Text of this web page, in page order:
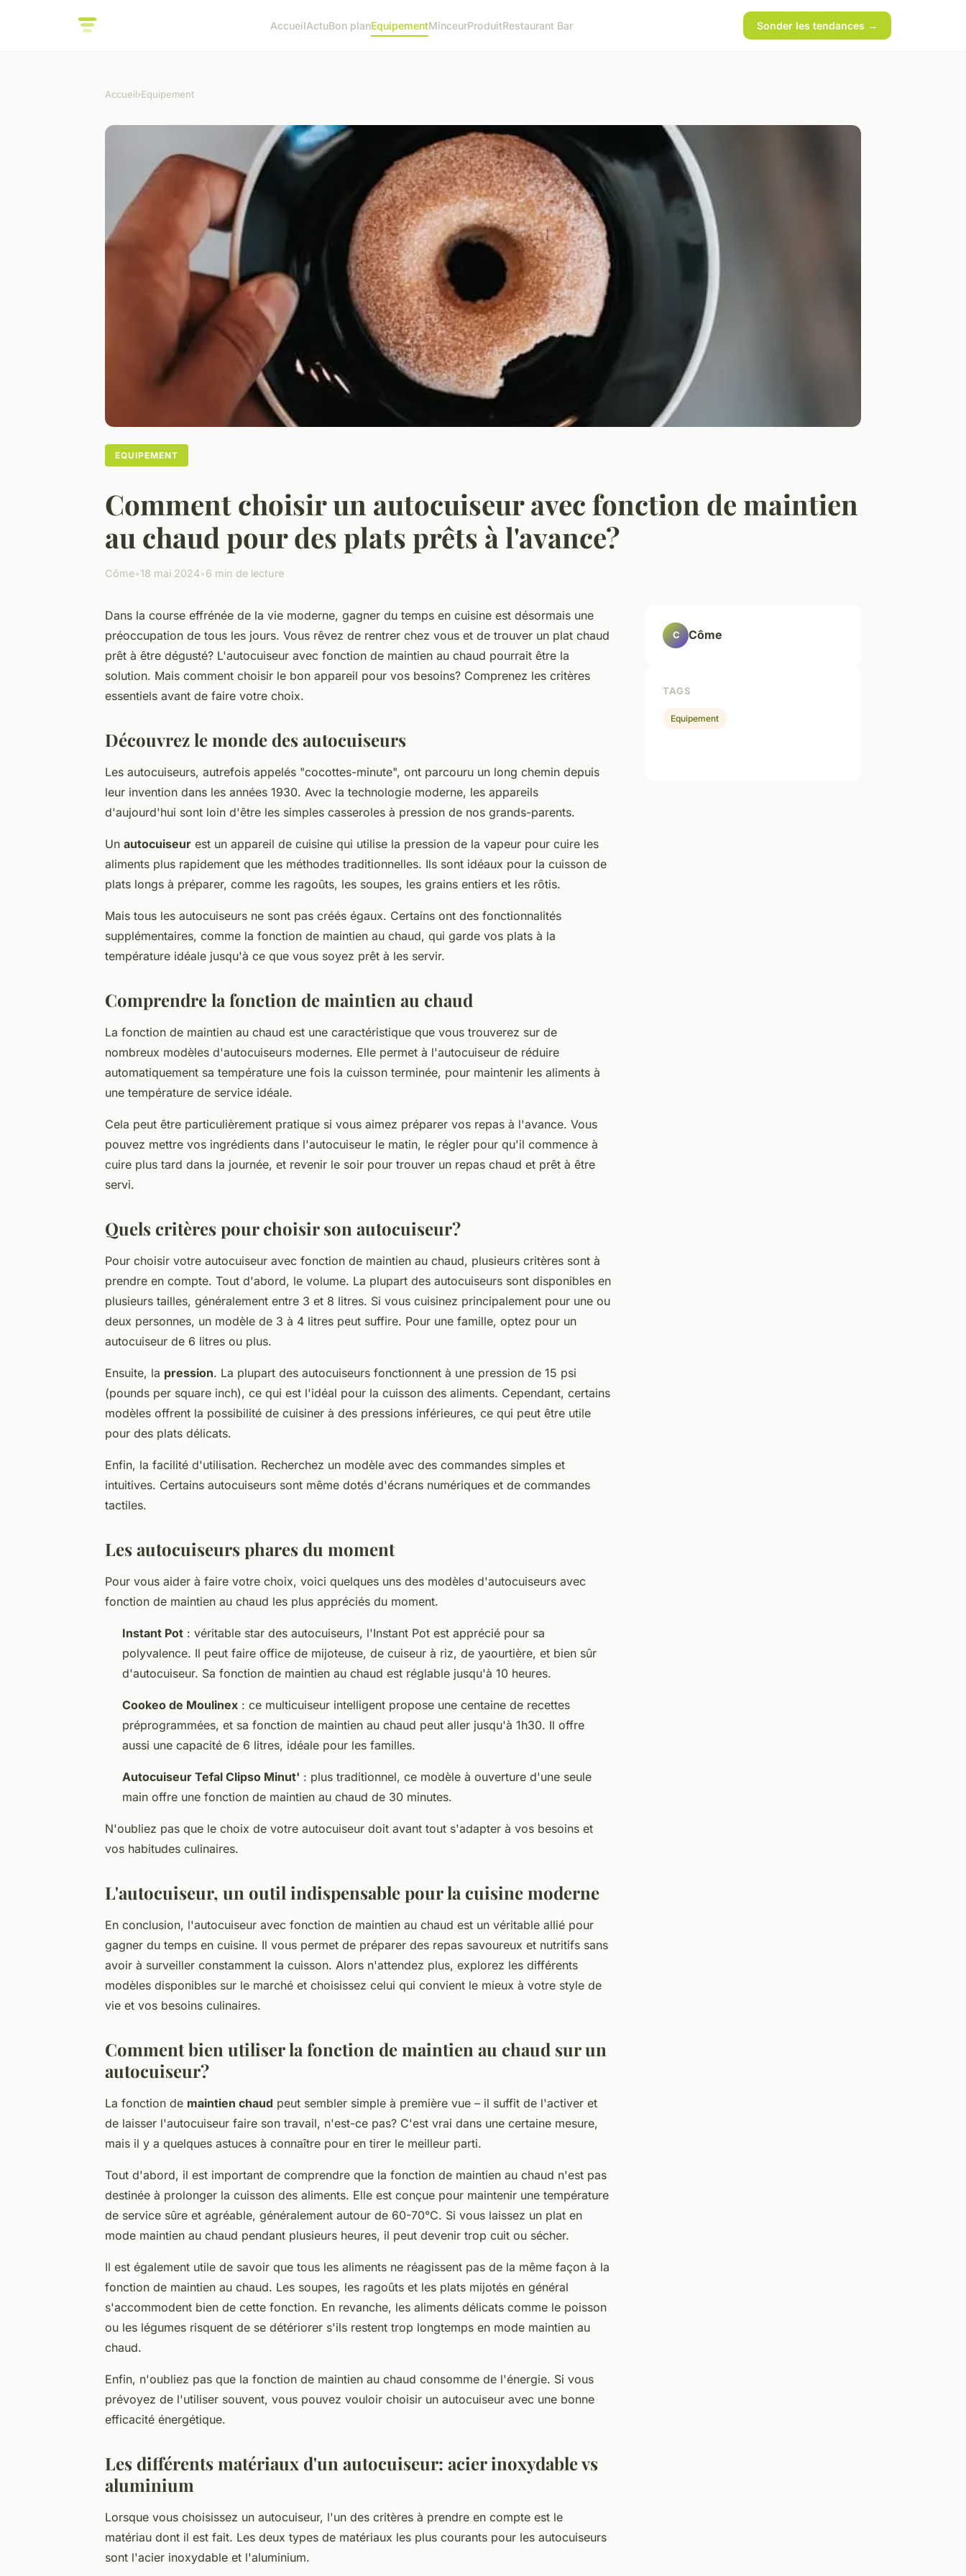
AccueilActuBon planEquipementMinceurProduitRestaurant Bar Sonder les tendances →
Accueil›Equipement
EQUIPEMENT
Comment choisir un autocuiseur avec fonction de maintien
au chaud pour des plats prêts à l'avance?
Côme•18 mai 2024•6 min de lecture
Dans la course effrénée de la vie moderne, gagner du temps en cuisine est désormais une
préoccupation de tous les jours. Vous rêvez de rentrer chez vous et de trouver un plat chaud
prêt à être dégusté? L'autocuiseur avec fonction de maintien au chaud pourrait être la
solution. Mais comment choisir le bon appareil pour vos besoins? Comprenez les critères
essentiels avant de faire votre choix.
Découvrez le monde des autocuiseurs
Les autocuiseurs, autrefois appelés "cocottes-minute", ont parcouru un long chemin depuis
leur invention dans les années 1930. Avec la technologie moderne, les appareils
d'aujourd'hui sont loin d'être les simples casseroles à pression de nos grands-parents.
Un autocuiseur est un appareil de cuisine qui utilise la pression de la vapeur pour cuire les
aliments plus rapidement que les méthodes traditionnelles. Ils sont idéaux pour la cuisson de
plats longs à préparer, comme les ragoûts, les soupes, les grains entiers et les rôtis.
Mais tous les autocuiseurs ne sont pas créés égaux. Certains ont des fonctionnalités
supplémentaires, comme la fonction de maintien au chaud, qui garde vos plats à la
température idéale jusqu'à ce que vous soyez prêt à les servir.
Comprendre la fonction de maintien au chaud
La fonction de maintien au chaud est une caractéristique que vous trouverez sur de
nombreux modèles d'autocuiseurs modernes. Elle permet à l'autocuiseur de réduire
automatiquement sa température une fois la cuisson terminée, pour maintenir les aliments à
une température de service idéale.
Cela peut être particulièrement pratique si vous aimez préparer vos repas à l'avance. Vous
pouvez mettre vos ingrédients dans l'autocuiseur le matin, le régler pour qu'il commence à
cuire plus tard dans la journée, et revenir le soir pour trouver un repas chaud et prêt à être
servi.
Quels critères pour choisir son autocuiseur?
Pour choisir votre autocuiseur avec fonction de maintien au chaud, plusieurs critères sont à
prendre en compte. Tout d'abord, le volume. La plupart des autocuiseurs sont disponibles en
plusieurs tailles, généralement entre 3 et 8 litres. Si vous cuisinez principalement pour une ou
deux personnes, un modèle de 3 à 4 litres peut suffire. Pour une famille, optez pour un
autocuiseur de 6 litres ou plus.
Ensuite, la pression. La plupart des autocuiseurs fonctionnent à une pression de 15 psi
(pounds per square inch), ce qui est l'idéal pour la cuisson des aliments. Cependant, certains
modèles offrent la possibilité de cuisiner à des pressions inférieures, ce qui peut être utile
pour des plats délicats.
Enfin, la facilité d'utilisation. Recherchez un modèle avec des commandes simples et
intuitives. Certains autocuiseurs sont même dotés d'écrans numériques et de commandes
tactiles.
Les autocuiseurs phares du moment
Pour vous aider à faire votre choix, voici quelques uns des modèles d'autocuiseurs avec
fonction de maintien au chaud les plus appréciés du moment.
Instant Pot : véritable star des autocuiseurs, l'Instant Pot est apprécié pour sa
polyvalence. Il peut faire office de mijoteuse, de cuiseur à riz, de yaourtière, et bien sûr
d'autocuiseur. Sa fonction de maintien au chaud est réglable jusqu'à 10 heures.
Cookeo de Moulinex : ce multicuiseur intelligent propose une centaine de recettes
préprogrammées, et sa fonction de maintien au chaud peut aller jusqu'à 1h30. Il offre
aussi une capacité de 6 litres, idéale pour les familles.
Autocuiseur Tefal Clipso Minut' : plus traditionnel, ce modèle à ouverture d'une seule
main offre une fonction de maintien au chaud de 30 minutes.
N'oubliez pas que le choix de votre autocuiseur doit avant tout s'adapter à vos besoins et
vos habitudes culinaires.
L'autocuiseur, un outil indispensable pour la cuisine moderne
En conclusion, l'autocuiseur avec fonction de maintien au chaud est un véritable allié pour
gagner du temps en cuisine. Il vous permet de préparer des repas savoureux et nutritifs sans
avoir à surveiller constamment la cuisson. Alors n'attendez plus, explorez les différents
modèles disponibles sur le marché et choisissez celui qui convient le mieux à votre style de
vie et vos besoins culinaires.
Comment bien utiliser la fonction de maintien au chaud sur un
autocuiseur?
La fonction de maintien chaud peut sembler simple à première vue – il suffit de l'activer et
de laisser l'autocuiseur faire son travail, n'est-ce pas? C'est vrai dans une certaine mesure,
mais il y a quelques astuces à connaître pour en tirer le meilleur parti.
Tout d'abord, il est important de comprendre que la fonction de maintien au chaud n'est pas
destinée à prolonger la cuisson des aliments. Elle est conçue pour maintenir une température
de service sûre et agréable, généralement autour de 60-70°C. Si vous laissez un plat en
mode maintien au chaud pendant plusieurs heures, il peut devenir trop cuit ou sécher.
Il est également utile de savoir que tous les aliments ne réagissent pas de la même façon à la
fonction de maintien au chaud. Les soupes, les ragoûts et les plats mijotés en général
s'accommodent bien de cette fonction. En revanche, les aliments délicats comme le poisson
ou les légumes risquent de se détériorer s'ils restent trop longtemps en mode maintien au
chaud.
Enfin, n'oubliez pas que la fonction de maintien au chaud consomme de l'énergie. Si vous
prévoyez de l'utiliser souvent, vous pouvez vouloir choisir un autocuiseur avec une bonne
efficacité énergétique.
Les différents matériaux d'un autocuiseur: acier inoxydable vs
aluminium
Lorsque vous choisissez un autocuiseur, l'un des critères à prendre en compte est le
matériau dont il est fait. Les deux types de matériaux les plus courants pour les autocuiseurs
sont l'acier inoxydable et l'aluminium.
C Côme
TAGS
Equipement